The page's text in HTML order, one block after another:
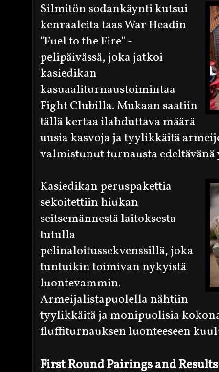
Silmitön sodankäynti kutsui
kenraaleita taas War Headin
"Fuel to the Fire" -
pelipäivässä, joka jatkoi
kasiedikan
kasuaaliturnaustoimintaa
Fight Clubilla. Mukaan saatiin
tällä kertaa ilahduttava määrä
uusia kasvoja ja tyylikkäitä
valmistunut turnausta edeltävänä
Kasiedikan peruspakettia
sekoitettiin hiukan
seitsemännestä laitoksesta
tutulla
pelinaloitussekvenssillä, joka
tuntuikin toimivan nykyistä
luontevammin.
Armeijalistapuolella nähtiin
tyylikkäitä ja monipuolisia
fluffiturnauksen luonteeseen
First Round Pairings and Results